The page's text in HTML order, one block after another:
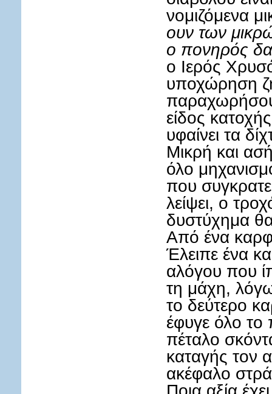
νομιζόμενα
ουν των
ο πονηρός
ο Ιερός
υποχώρηση
είδος
υφαίνει τα
Μικρή και
όλο
που
λείψει, ο
δυστύχημα
Από ένα
Έλειπε ένα
αλόγου που
τη μάχη,
το δεύτερο
έφυγε όλο το
πέταλο
καταγής τον
ακέφαλο